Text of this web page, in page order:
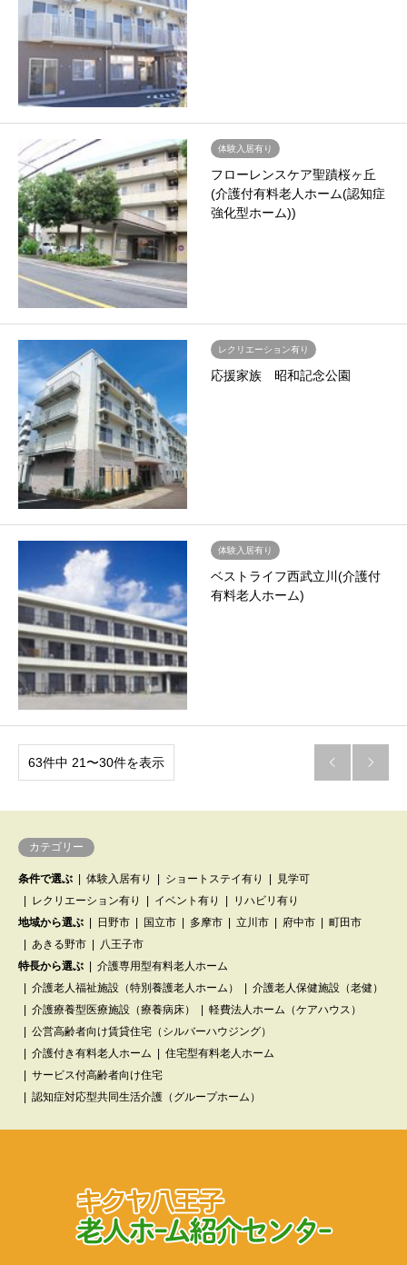
体験入居有り
フローレンスケア聖蹟桜ヶ丘
(介護付有料老人ホーム(認知症
強化型ホーム))
レクリエーション有り
応援家族 昭和記念公園
体験入居有り
ベストライフ西武立川(介護付
有料老人ホーム)
63件中 21〜30件を表示  
カテゴリー
条件で選ぶ 体験入居有り ショートステイ有り
見学可
レクリエーション有り
イベント有り
リハビリ有り
地域から選ぶ
日野市 国立市 多摩市 立川市 府中市
町田市
あきる野市
八王子市
特長から選ぶ
介護専用型有料老人ホーム
介護老人福祉施設（特別養護老人ホーム）
介護老人保健施設（老健）
介護療養型医療施設（療養病床）
軽費法人ホーム（ケアハウス）
公営高齢者向け賃貸住宅（シルバーハウジング）
介護付き有料老人ホーム
住宅型有料老人ホーム
サービス付高齢者向け住宅
認知症対応型共同生活介護（グループホーム）